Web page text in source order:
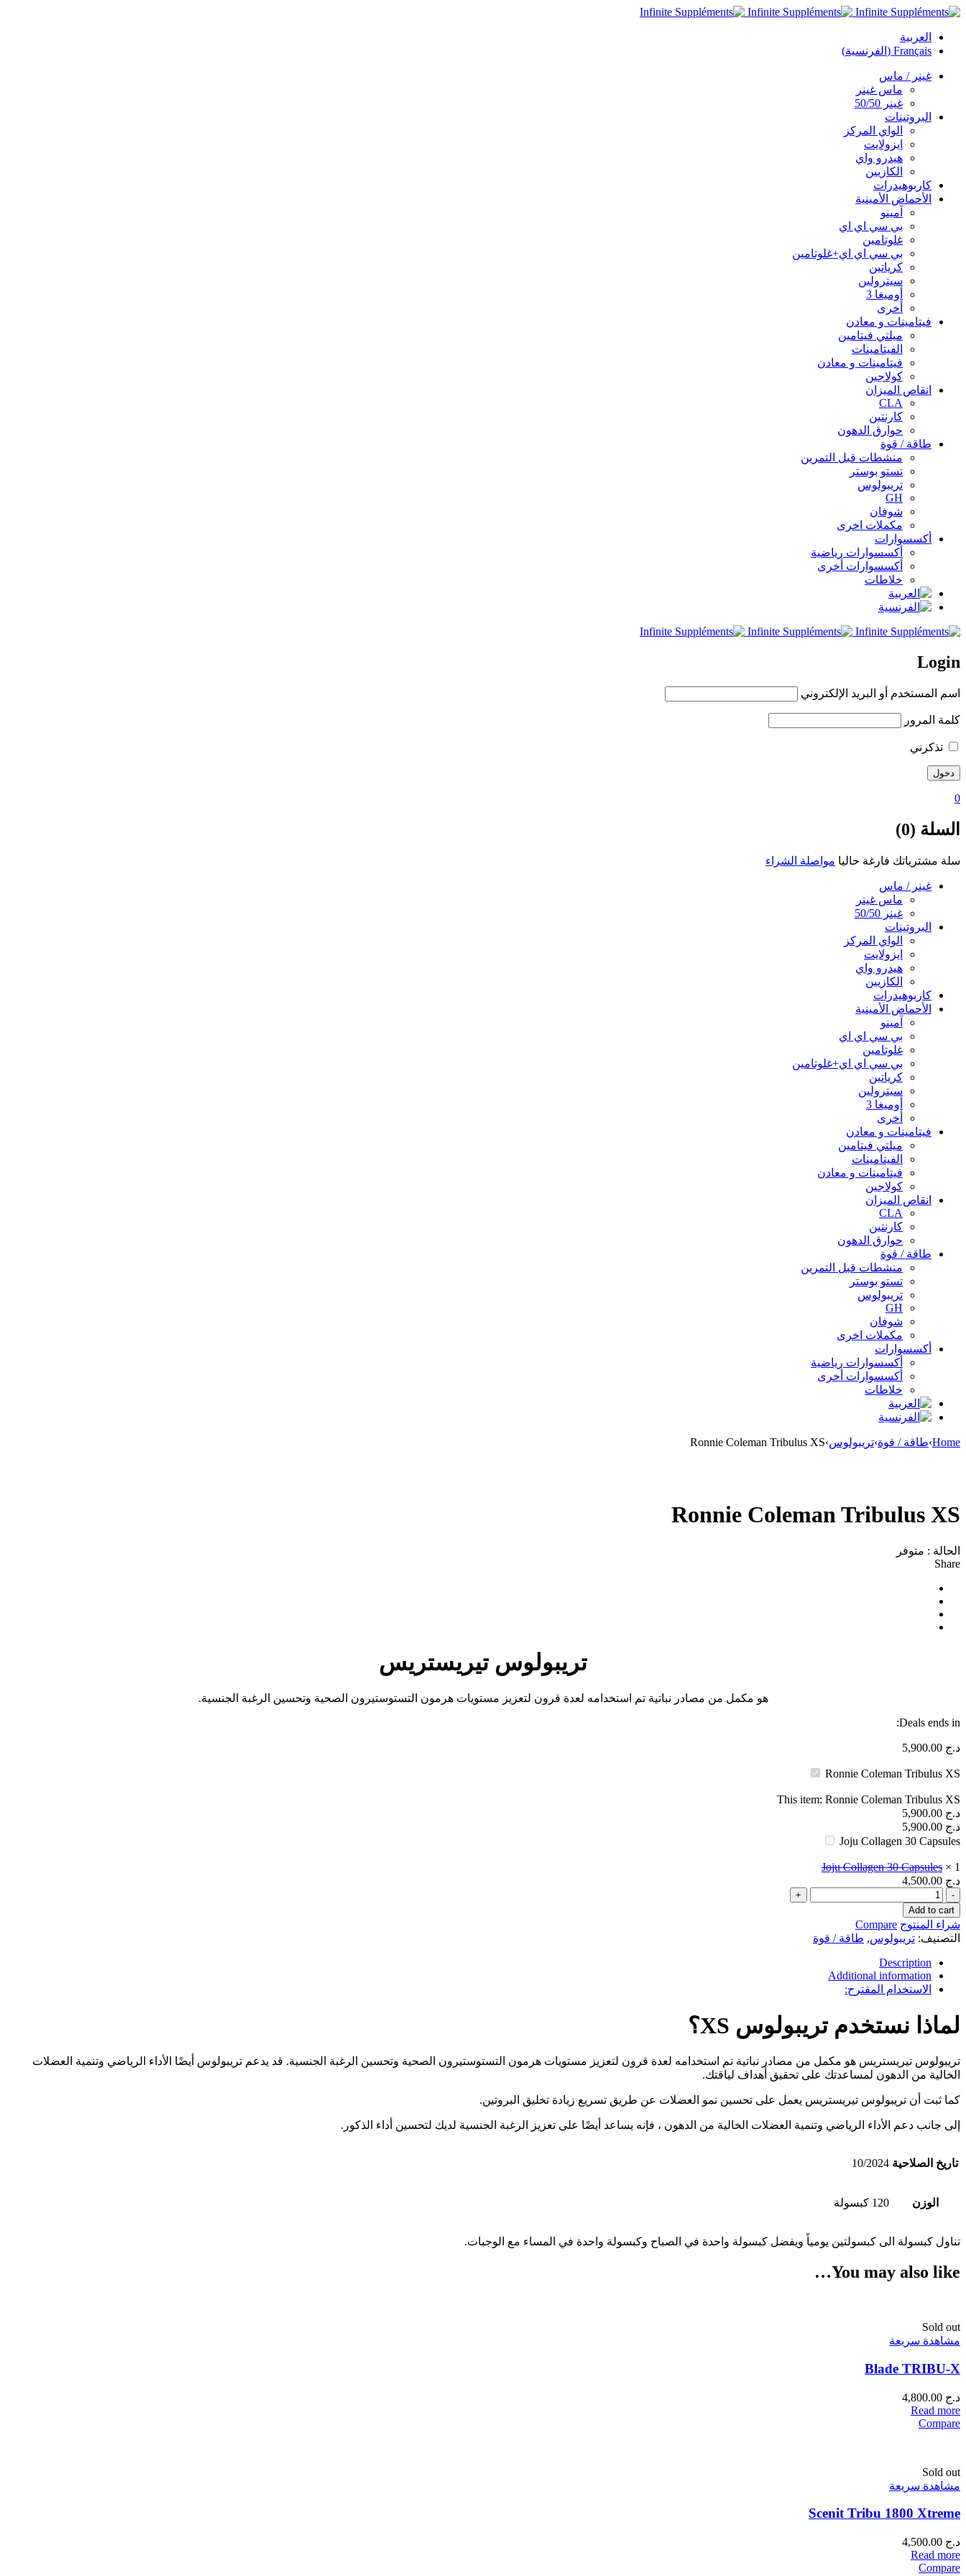
العربية
Français
( الفرنسية)
غينر / ماس
ماس غينر
غينر 50/50
البروتينات
الواي المركز
ايزولايت
هيدرو واي
الكازيين
كاربوهيدرات
الأحماض الأمينية
آمينو
بي سي اي اي
غلوتامين
بي سي اي اي+غلوتامين
كرياتين
سيترولين
أوميغا 3
أخرى
فيتامينات و معادن
ميلتي فيتامين
الفيتامينات
فيتامينات و معادن
كولاجين
انقاص الميزان
CLA
كارنتين
حوارق الدهون
طاقة / قوة
منشطات قبل التمرين
تستو بوستر
تريبولوس
GH
شوفان
مكملات اخرى
أكسسوارات
أكسسوارات رياضية
أكسسوارات أخرى
خلاطات
Login
اسم المستخدم أو البريد الإلكتروني
كلمة المرور
تذكرني
0
السلة (0)
سلة مشترياتك فارغة حاليا مواصلة الشراء
غينر / ماس
ماس غينر
غينر 50/50
البروتينات
الواي المركز
ايزولايت
هيدرو واي
الكازيين
كاربوهيدرات
الأحماض الأمينية
آمينو
بي سي اي اي
غلوتامين
بي سي اي اي+غلوتامين
كرياتين
سيترولين
أوميغا 3
أخرى
فيتامينات و معادن
ميلتي فيتامين
الفيتامينات
فيتامينات و معادن
كولاجين
انقاص الميزان
CLA
كارنتين
حوارق الدهون
طاقة / قوة
منشطات قبل التمرين
تستو بوستر
تريبولوس
GH
شوفان
مكملات اخرى
أكسسوارات
أكسسوارات رياضية
أكسسوارات أخرى
خلاطات
Home
›طاقة / قوة›تريبولوس›
Ronnie Coleman Tribulus XS
Ronnie Coleman Tribulus XS
الحالة : متوفر
Share
تريبولوس تيريستريس
هو مكمل من مصادر نباتية تم استخدامه لعدة قرون لتعزيز مستويات هرمون التستوستيرون الصحية وتحسين الرغبة الجنسية.
Deals ends in:
د.ج
Ronnie Coleman Tribulus XS
This item: Ronnie Coleman Tribulus XS
د.ج
د.ج
Joju Collagen 30 Capsules
1
×
Joju Collagen 30 Capsules
د.ج
Ronnie
Coleman
Tribulus
XS
quantity
Add to cart
شراء المنتوج Compare
التصنيف: تريبولوس, طاقة / قوة
Description
Additional information
الاستخدام المقترح:
لماذا نستخدم تريبولوس XS؟
تريبولوس تيريستريس هو مكمل من مصادر نباتية تم استخدامه لعدة قرون لتعزيز مستويات هرمون التستوستيرون الصحية وتحسين الرغبة الجنسية. قد يدعم تريبولوس أيضًا الأداء الرياضي وتنمية العضلات
الخالية من الدهون لمساعدتك على تحقيق أهداف لياقتك.
كما ثبت أن تريبولوس تيريستريس يعمل على تحسين نمو العضلات عن طريق تسريع زيادة تخليق البروتين.
إلى جانب دعم الأداء الرياضي وتنمية العضلات الخالية من الدهون ، فإنه يساعد أيضًا على تعزيز الرغبة الجنسية لديك لتحسين أداء الذكور.
تاريخ الصلاحية 10/2024
الوزن 120 كبسولة
تناول كبسولة الى كبسولتين يومياً ويفضل كبسولة واحدة في الصباح وكبسولة واحدة في المساء مع الوجبات.
You may also like…
Sold out
مشاهدة سريعة
Blade TRIBU-X
د.ج
Read more
Compare
Sold out
مشاهدة سريعة
Scenit Tribu 1800 Xtreme
د.ج
Read more
Compare